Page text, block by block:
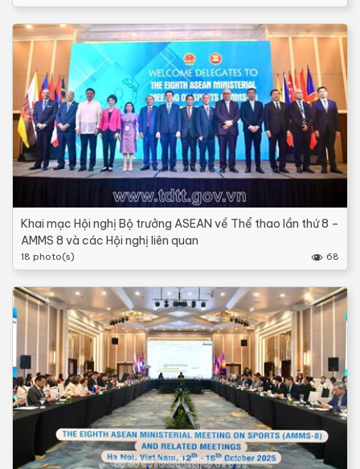
Khai mạc Hội nghị Bộ trưởng ASEAN về Thể thao lần thứ 8 –
AMMS 8 và các Hội nghị liên quan
18 photo(s) 68